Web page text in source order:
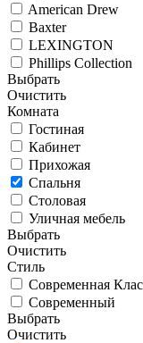
American Drew
Baxter
LEXINGTON
Phillips Collection
Выбрать
Очистить
Комната
Гостиная
Кабинет
Прихожая
Спальня
Столовая
Уличная мебель
Выбрать
Очистить
Стиль
Современная
Современный
Выбрать
Очистить